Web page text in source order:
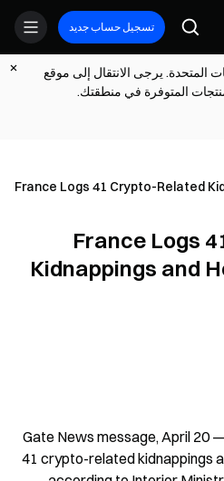
تسجيل حساب جديد
المتحدة. يرجى الانتقال إلى موقع
المتوفرة في منطقتك.
France Logs 41 Crypto-Related
France Logs
Kidnappings and
Gate News message, April 20
41 crypto-related kidnappings